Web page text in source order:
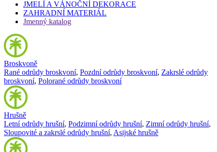
JMELÍ A VÁNOČNÍ DEKORACE
ZAHRADNÍ MATERIÁL
Jmenný katalog
Broskvoně
Rané odrůdy broskvoní, Pozdní odrůdy broskvoní, Zakrslé odrůdy
broskvoní, Polorané odrůdy broskvoní
Hrušně
Letní odrůdy hrušní, Podzimní odrůdy hrušní, Zimní odrůdy hrušní,
Sloupovité a zakrslé odrůdy hrušní, Asijské hrušně